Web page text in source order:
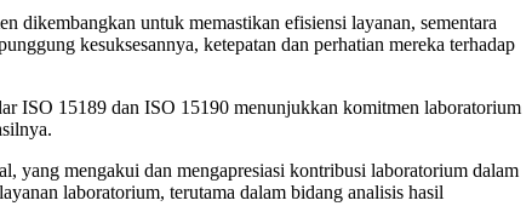
dikembangkan untuk memastikan efisiensi layanan, sementara
kesuksesannya, ketepatan dan perhatian mereka terhadap
ISO 15189 dan ISO 15190 menunjukkan komitmen laboratorium
yang mengakui dan mengapresiasi kontribusi laboratorium dalam
laboratorium, terutama dalam bidang analisis hasil